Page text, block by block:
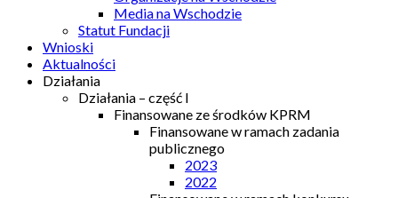
Media na Wschodzie
Statut Fundacji
Wnioski
Aktualności
Działania
Działania – część I
Finansowane ze środków KPRM
Finansowane w ramach zadania
publicznego
2023
2022